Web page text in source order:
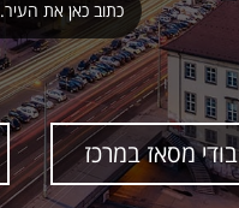
בודי מסאז במרכז